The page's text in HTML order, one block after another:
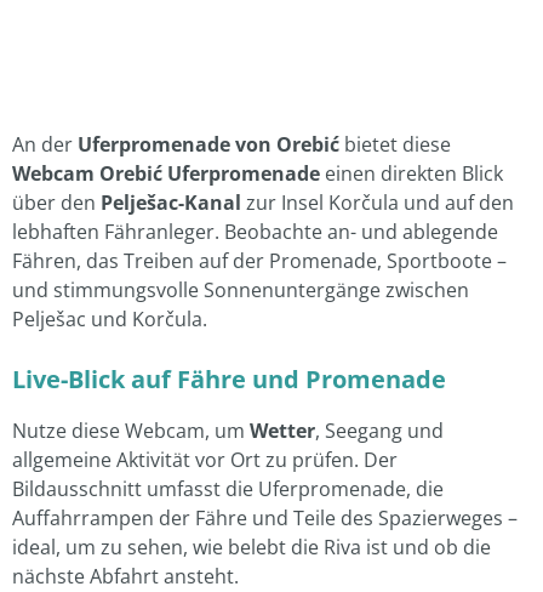
An der Uferpromenade von Orebić bietet diese
Webcam Orebić Uferpromenade einen direkten Blick
über den Pelješac-Kanal zur Insel Korčula und auf den
lebhaften Fähranleger. Beobachte an- und ablegende
Fähren, das Treiben auf der Promenade, Sportboote –
und stimmungsvolle Sonnenuntergänge zwischen
Pelješac und Korčula.
Live-Blick auf Fähre und Promenade
Nutze diese Webcam, um Wetter, Seegang und
allgemeine Aktivität vor Ort zu prüfen. Der
Bildausschnitt umfasst die Uferpromenade, die
Auffahrrampen der Fähre und Teile des Spazierweges –
ideal, um zu sehen, wie belebt die Riva ist und ob die
nächste Abfahrt ansteht.